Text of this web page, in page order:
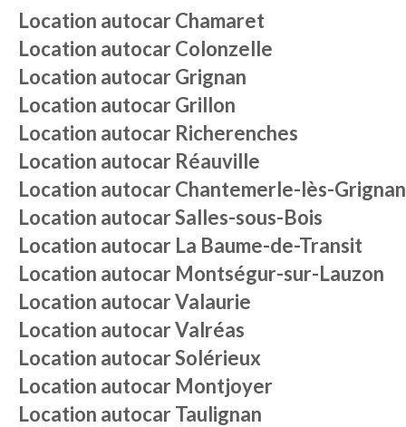
Location autocarChamaret
Location autocarColonzelle
Location autocarGrignan
Location autocarGrillon
Location autocar Richerenches
Location autocar Réauville
Location autocarChantemerle-lès-Grignan
Location autocarSalles-sous-Bois
Location autocar La Baume-de-Transit
Location autocar Montségur-sur-Lauzon
Location autocarValaurie
Location autocarValréas
Location autocarSolérieux
Location autocar Montjoyer
Location autocarTaulignan